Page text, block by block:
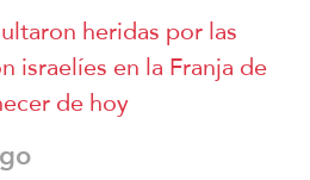
heridas por las
israelíes en la Franja de
de hoy